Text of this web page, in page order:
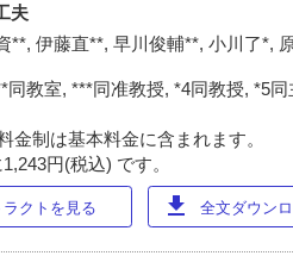
夫
伊藤直**, 早川俊輔**, 小川了*,
教室, ***同准教授, *4同教授, *5同
制は基本料金に含まれます。
円(税込) です。
クトを見る download 全文ダウン